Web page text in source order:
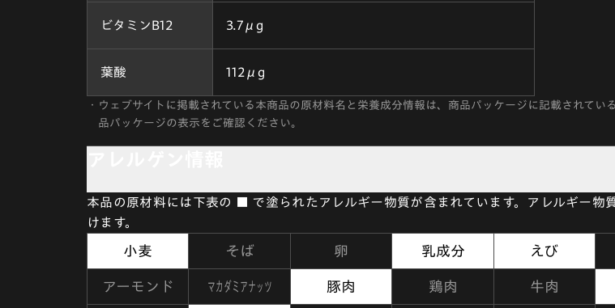
ビタミンB12 3.7μg
葉酸 112μg
・ ウェブサイトに掲載されている本商品の原材料名と栄養成分情報は、商品パッケージに記載されて
品パッケージの表示をご確認ください。
本品の原材料には下表の ■ で塗られたアレルギー物質が含まれています。アレルギー物
けます。
小麦 そば 卵 乳成分 えび
アーモンド マカダミアナッツ 豚肉 鶏肉 牛肉